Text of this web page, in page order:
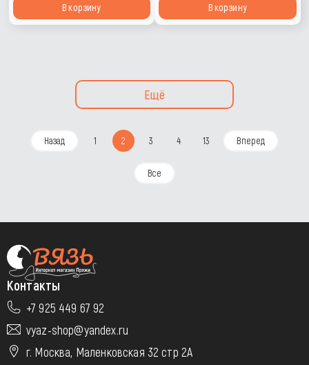
В корзину В корзину
Ещё
Назад 1 2 3 4 13 Вперед
Все
Контакты
+7 925 449 67 92
vyaz-shop@yandex.ru
г. Москва, Маленковская 32 стр 2А